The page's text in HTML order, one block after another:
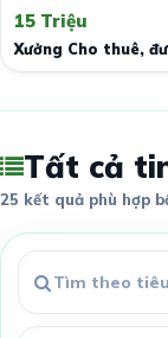
15 Triệu
Xưởng Cho thuê,
Tất cả
25 kết quả phù hợp